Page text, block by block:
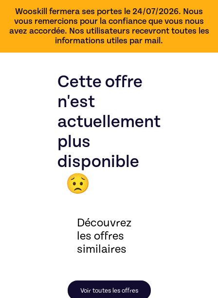
Wooskill fermera ses portes le 24/07/2026. Nous
vous remercions pour la confiance que vous nous
avez accordée. Nos utilisateurs recevront toutes les
informations utiles par mail.
Cette offre
n'est
actuellement
plus
disponible
Découvrez
les offres
similaires
Voir toutes les offres